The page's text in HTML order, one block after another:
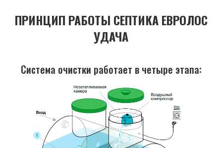
ПРИНЦИП РАБОТЫ СЕПТИКА ЕВРОЛОС
УДАЧА
Система очистки работает в четыре этапа: